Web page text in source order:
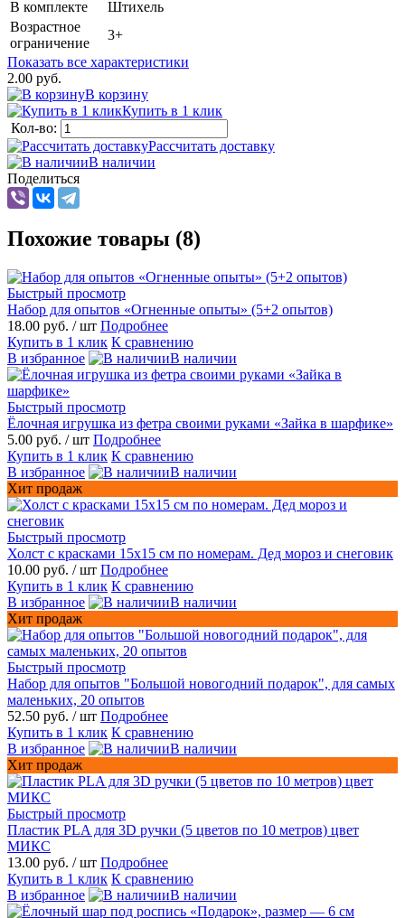
В комплекте
Штихель
Возрастное
ограничение
3+
Показать все характеристики
2.00 руб.
В корзину
Купить в 1 клик
Кол-во:
Рассчитать доставку
В наличии
Поделиться
Похожие товары (8)
Быстрый просмотр
Набор для опытов «Огненные опыты» (5+2 опытов)
18.00 руб. / шт Подробнее
Купить в 1 клик К сравнению
В избранное
В наличии
Быстрый просмотр
Ёлочная игрушка из фетра своими руками «Зайка в шарфике»
5.00 руб. / шт Подробнее
Купить в 1 клик К сравнению
В избранное
В наличии
Хит продаж
Быстрый просмотр
Холст с красками 15х15 см по номерам. Дед мороз и снеговик
10.00 руб. / шт Подробнее
Купить в 1 клик К сравнению
В избранное
В наличии
Хит продаж
Быстрый просмотр
Набор для опытов "Большой новогодний подарок", для самых
маленьких, 20 опытов
52.50 руб. / шт Подробнее
Купить в 1 клик К сравнению
В избранное
В наличии
Хит продаж
Быстрый просмотр
Пластик PLA для 3D ручки (5 цветов по 10 метров) цвет
МИКС
13.00 руб. / шт Подробнее
Купить в 1 клик К сравнению
В избранное
В наличии